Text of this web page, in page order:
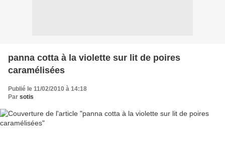
panna cotta à la violette sur lit de poires
caramélisées
Publié le 11/02/2010 à 14:18
Par sotis